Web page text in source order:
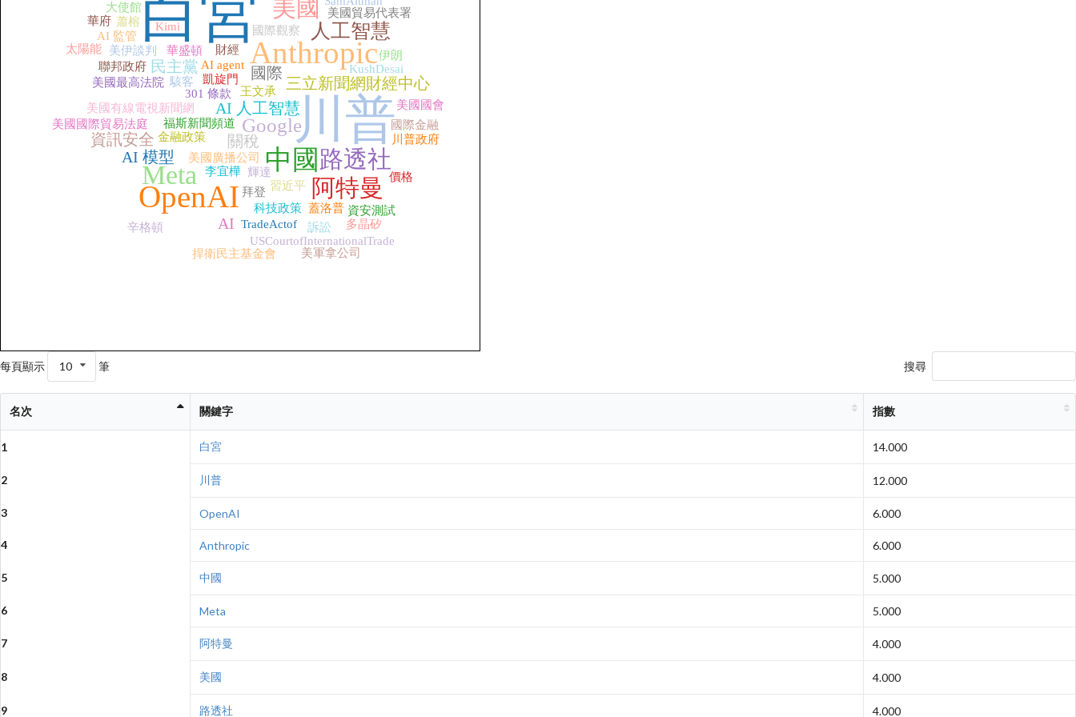
白宮
川普
OpenAI
Anthropic
中國
Meta 阿特曼
美國
路透社
Google
人工智慧
資訊安全
AI
國際
關稅
三立新聞網財經中心
AI 人工智慧
民主黨
AI 模型
駭客
蓋洛普
美國廣播公司
福斯新聞頻道
Kimi
301 條款
輝達
財經
國際金融
華盛頓
美國有線電視新聞網
拜登
國際觀察
金融政策
習近平
科技政策
訴訟
美伊談判
AI agent
AI 監管
資安測試
伊朗
凱旋門
多晶矽
美國最高法院
USCourtofInternationalTrade
聯邦政府
美國國際貿易法庭
美國貿易代表署
王文承
蕭榕
李宜樺
KushDesai
TradeActof
川普政府
捍衛民主基金會
大使館
價格
太陽能
辛格頓
華府
美軍拿公司
美國國會
每頁顯示 10 筆 搜尋
名次 關鍵字 指數
1 白宮 14.000
2 川普 12.000
3 OpenAI 6.000
4 Anthropic 6.000
5 中國 5.000
6 Meta 5.000
7 阿特曼 4.000
8 美國 4.000
9 路透社 4.000